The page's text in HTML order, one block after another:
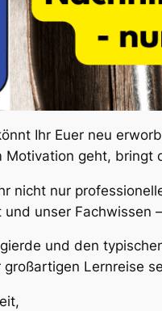
Ihr Euer neu
geht,
nicht nur
unser
und den
Lernreise